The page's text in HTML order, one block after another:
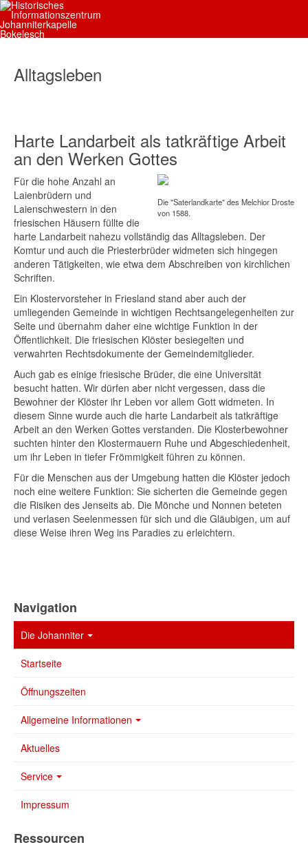
Alltagsleben
Harte Landarbeit als tatkräftige Arbeit
an den Werken Gottes
Die "Saterlandkarte" des Melchior Droste
von 1588.
Für die hohe Anzahl an
Laienbrüdern und
Laienschwestern in den
friesischen Häusern füllte die
harte Landarbeit nahezu vollständig das Alltagsleben. Der
Komtur und auch die Priesterbrüder widmeten sich hingegen
anderen Tätigkeiten, wie etwa dem Abschreiben von kirchlichen
Schriften.
Ein Klostervorsteher in Friesland stand aber auch der
umliegenden Gemeinde in wichtigen Rechtsangelegenheiten zur
Seite und übernahm daher eine wichtige Funktion in der
Öffentlichkeit. Die friesischen Klöster besiegelten und
verwahrten Rechtsdokumente der Gemeindemitglieder.
Auch gab es einige friesische Brüder, die eine Universität
besucht hatten. Wir dürfen aber nicht vergessen, dass die
Bewohner der Klöster ihr Leben vor allem Gott widmeten. In
diesem Sinne wurde auch die harte Landarbeit als tatkräftige
Arbeit an den Werken Gottes verstanden. Die Klosterbewohner
suchten hinter den Klostermauern Ruhe und Abgeschiedenheit,
um ihr Leben in tiefer Frömmigkeit führen zu können.
Für die Menschen aus der Umgebung hatten die Klöster jedoch
noch eine weitere Funktion: Sie sicherten die Gemeinde gegen
die Risiken des Jenseits ab. Die Mönche und Nonnen beteten
und verlasen Seelenmessen für sich und die Gläubigen, um auf
diese Weise ihren Weg ins Paradies zu erleichtern.
Navigation
Die Johanniter
Startseite
Öffnungszeiten
Allgemeine Informationen
Aktuelles
Service
Impressum
Ressourcen